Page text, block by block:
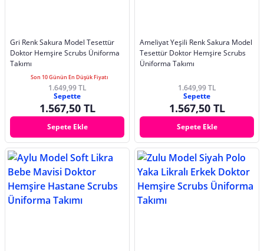
Gri Renk Sakura Model Tesettür
Doktor Hemşire Scrubs Üniforma
Takımı
Son 10 Günün En Düşük Fiyatı
1.649,99 TL
Sepette
1.567,50 TL
Sepete Ekle
Ameliyat Yeşili Renk Sakura Model
Tesettür Doktor Hemşire Scrubs
Üniforma Takımı
1.649,99 TL
Sepette
1.567,50 TL
Sepete Ekle